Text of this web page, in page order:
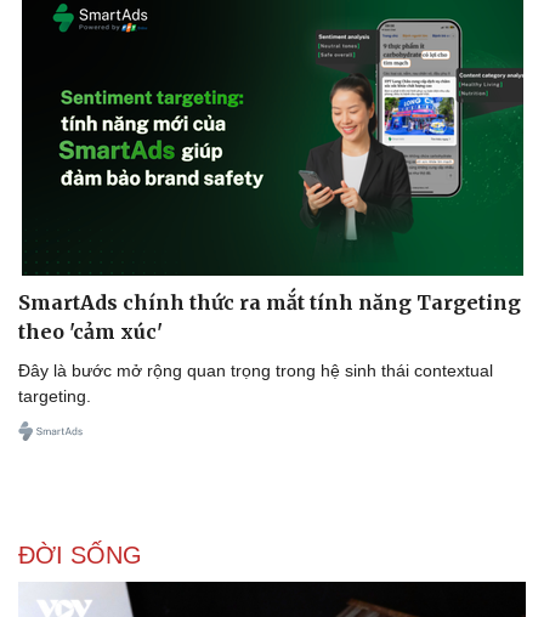
SmartAds chính thức ra mắt tính năng Targeting
theo 'cảm xúc'
Đây là bước mở rộng quan trọng trong hệ sinh thái contextual
targeting.
ĐỜI SỐNG